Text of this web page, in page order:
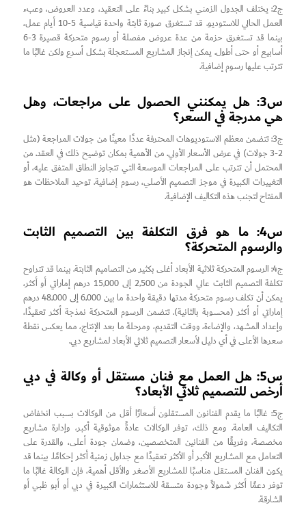
ج2: يختلف الجدول الزمني بشكل كبير بناءً على التعقيد، وعدد العروض، وعبء
العمل الحالي للاستوديو. قد تستغرق صورة ثابتة واحدة قياسية 5-10 أيام عمل،
بينما قد تستغرق حزمة من عدة عروض مفصلة أو رسوم متحركة قصيرة 3-6
أسابيع أو حتى أطول. يمكن إنجاز المشاريع المستعجلة بشكل أسرع ولكن غالبًا ما
تترتب عليها رسوم إضافية.
س3: هل يمكنني الحصول على مراجعات، وهل
هي مدرجة في السعر؟
ج3: تتضمن معظم الاستوديوهات المحترفة عددًا معينًا من جولات المراجعة (مثل
2-3 جولات) في عرض الأسعار الأولي. من الأهمية بمكان توضيح ذلك في العقد. من
المحتمل أن تترتب على المراجعات الموسعة التي تتجاوز النطاق المتفق عليه، أو
التغييرات الكبيرة في موجز التصميم الأصلي، رسوم إضافية. توحيد الملاحظات هو
المفتاح لتجنب هذه التكاليف الإضافية.
س4: ما هو فرق التكلفة بين التصميم الثابت
والرسوم المتحركة؟
ج4: الرسوم المتحركة ثلاثية الأبعاد أغلى بكثير من التصاميم الثابتة. بينما قد تتراوح
تكلفة التصميم الثابت عالي الجودة من 2,500 إلى 15,000 درهم إماراتي أو أكثر،
يمكن أن تكلف رسوم متحركة مدتها دقيقة واحدة ما بين 6,000 إلى 48,000 درهم
إماراتي أو أكثر (محسوبة بالثانية). تتضمن الرسوم المتحركة نمذجة أكثر تعقيدًا،
وإعداد المشهد، والإضاءة، ووقت التقديم، ومرحلة ما بعد الإنتاج، مما يعكس نقطة
سعرها الأعلى في أي دليل لأسعار التصميم ثلاثي الأبعاد لمشاريع دبي.
س5: هل العمل مع فنان مستقل أو وكالة في دبي
أرخص للتصميم ثلاثي الأبعاد؟
ج5: غالبًا ما يقدم الفنانون المستقلون أسعارًا أقل من الوكالات بسبب انخفاض
التكاليف العامة. ومع ذلك، توفر الوكالات عادةً موثوقية أكبر، وإدارة مشاريع
مخصصة، وفريقًا من الفنانين المتخصصين، وضمان جودة أعلى، والقدرة على
التعامل مع المشاريع الأكبر أو الأكثر تعقيدًا مع جداول زمنية أكثر إحكامًا. بينما قد
يكون الفنان المستقل مناسبًا للمشاريع الأصغر والأقل أهمية، فإن الوكالة غالبًا ما
توفر دعمًا أكثر شمولاً وجودة متسقة للاستثمارات الكبيرة في دبي أو أبو ظبي أو
الشارقة.